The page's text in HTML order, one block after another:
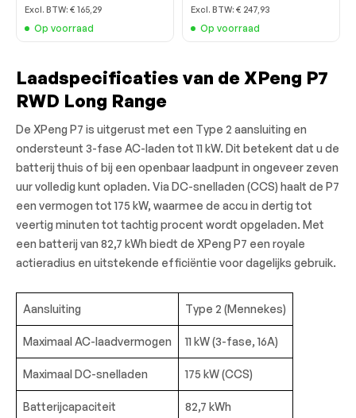
Excl. BTW: € 165,29
Op voorraad
Excl. BTW: € 247,93
Op voorraad
Laadspecificaties van de XPeng P7
RWD Long Range
De XPeng P7 is uitgerust met een Type 2 aansluiting en
ondersteunt 3-fase AC-laden tot 11 kW. Dit betekent dat u de
batterij thuis of bij een openbaar laadpunt in ongeveer zeven
uur volledig kunt opladen. Via DC-snelladen (CCS) haalt de P7
een vermogen tot 175 kW, waarmee de accu in dertig tot
veertig minuten tot tachtig procent wordt opgeladen. Met
een batterij van 82,7 kWh biedt de XPeng P7 een royale
actieradius en uitstekende efficiëntie voor dagelijks gebruik.
Aansluiting Type 2 (Mennekes)
Maximaal AC-laadvermogen 11 kW (3-fase, 16A)
Maximaal DC-snelladen 175 kW (CCS)
Batterijcapaciteit 82,7 kWh